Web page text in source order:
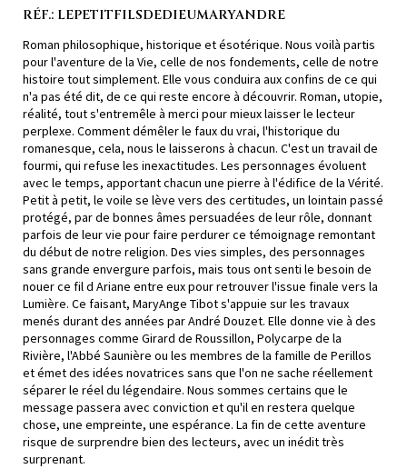
RÉF.: LEPETITFILSDEDIEUMARYANDRE
Roman philosophique, historique et ésotérique. Nous voilà partis
pour l'aventure de la Vie, celle de nos fondements, celle de notre
histoire tout simplement. Elle vous conduira aux confins de ce qui
n'a pas été dit, de ce qui reste encore à découvrir. Roman, utopie,
réalité, tout s'entremêle à merci pour mieux laisser le lecteur
perplexe. Comment démêler le faux du vrai, l'historique du
romanesque, cela, nous le laisserons à chacun. C'est un travail de
fourmi, qui refuse les inexactitudes. Les personnages évoluent
avec le temps, apportant chacun une pierre à l'édifice de la Vérité.
Petit à petit, le voile se lève vers des certitudes, un lointain passé
protégé, par de bonnes âmes persuadées de leur rôle, donnant
parfois de leur vie pour faire perdurer ce témoignage remontant
du début de notre religion. Des vies simples, des personnages
sans grande envergure parfois, mais tous ont senti le besoin de
nouer ce fil d Ariane entre eux pour retrouver l'issue finale vers la
Lumière. Ce faisant, MaryAnge Tibot s'appuie sur les travaux
menés durant des années par André Douzet. Elle donne vie à des
personnages comme Girard de Roussillon, Polycarpe de la
Rivière, l'Abbé Saunière ou les membres de la famille de Perillos
et émet des idées novatrices sans que l'on ne sache réellement
séparer le réel du légendaire. Nous sommes certains que le
message passera avec conviction et qu'il en restera quelque
chose, une empreinte, une espérance. La fin de cette aventure
risque de surprendre bien des lecteurs, avec un inédit très
surprenant.